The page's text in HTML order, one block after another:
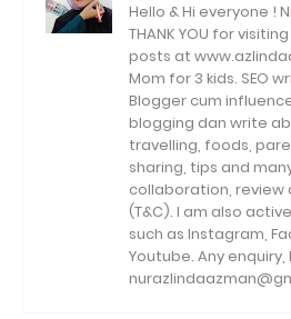
Hello & Hi everyone !
THANK YOU for
posts at
Mom for 3 kids. SEO
Blogger cum
blogging dan write
travelling, foods,
sharing, tips and
collaboration, review
(T&C). I am also
such as Instagram,
Youtube. Any